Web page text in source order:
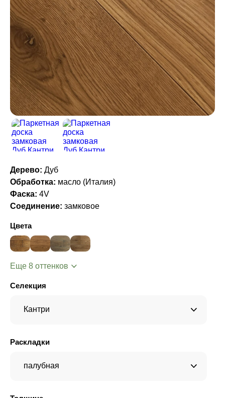
Дерево: Дуб
Обработка: масло (Италия)
Фаска: 4V
Соединение: замковое
Цвета
Еще 8 оттенков
Селекция
Кантри
Раскладки
палубная